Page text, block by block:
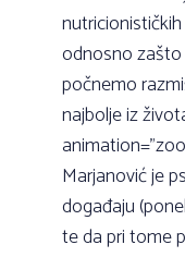
odnosno
počnemo
najbolje iz
Marjanović je
događaju
te da pri tome